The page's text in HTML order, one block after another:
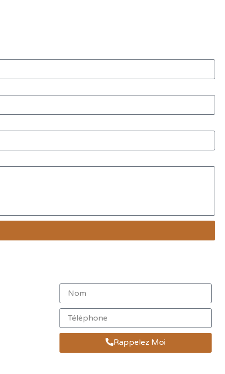
Rappelez Moi